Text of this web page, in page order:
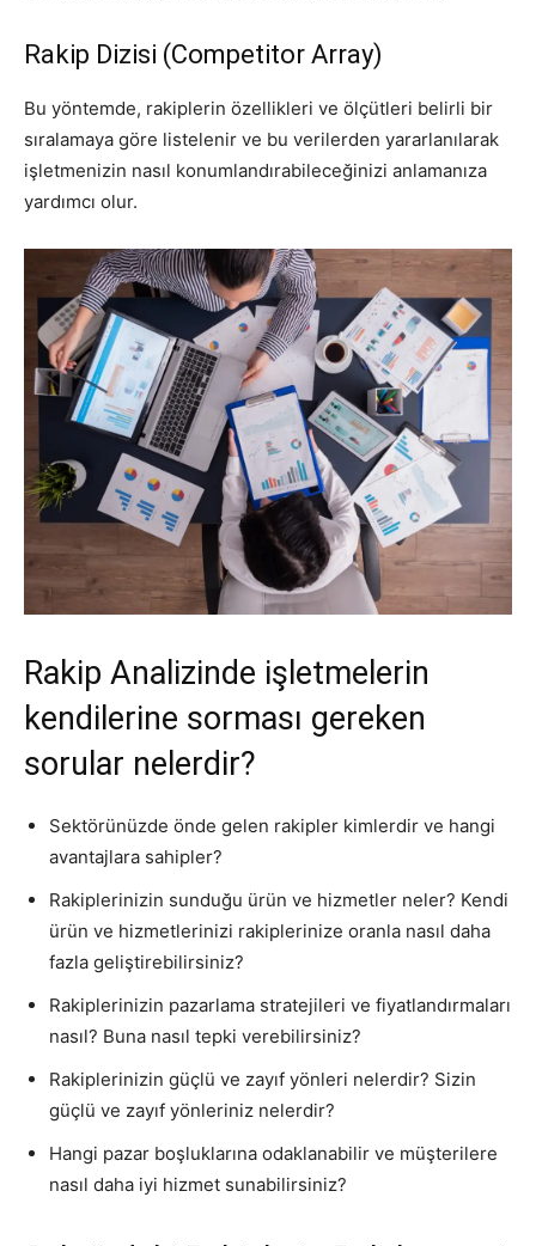
Rakip Dizisi (Competitor Array)
Bu yöntemde, rakiplerin özellikleri ve ölçütleri belirli bir
sıralamaya göre listelenir ve bu verilerden yararlanılarak
işletmenizin nasıl konumlandırabileceğinizi anlamanıza
yardımcı olur.
Rakip Analizinde işletmelerin
kendilerine sorması gereken
sorular nelerdir?
Sektörünüzde önde gelen rakipler kimlerdir ve hangi
avantajlara sahipler?
Rakiplerinizin sunduğu ürün ve hizmetler neler? Kendi
ürün ve hizmetlerinizi rakiplerinize oranla nasıl daha
fazla geliştirebilirsiniz?
Rakiplerinizin pazarlama stratejileri ve fiyatlandırmaları
nasıl? Buna nasıl tepki verebilirsiniz?
Rakiplerinizin güçlü ve zayıf yönleri nelerdir? Sizin
güçlü ve zayıf yönleriniz nelerdir?
Hangi pazar boşluklarına odaklanabilir ve müşterilere
nasıl daha iyi hizmet sunabilirsiniz?